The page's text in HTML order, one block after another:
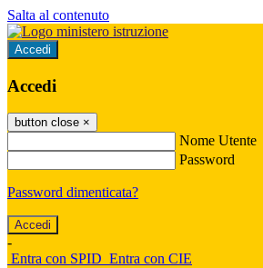
Salta al contenuto
Accedi
Accedi
button close ×
Nome Utente
Password
Password dimenticata?
-
Entra con SPID Entra con CIE